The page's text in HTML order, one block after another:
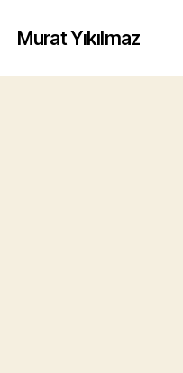
Murat Yıkılmaz